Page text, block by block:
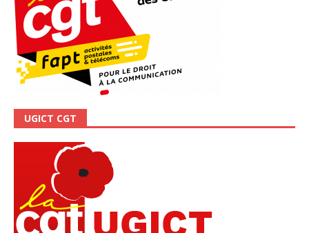
UGICT CGT